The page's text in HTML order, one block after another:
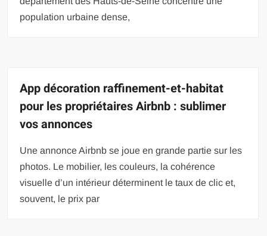
population urbaine dense,
App décoration raffinement-et-habitat
pour les propriétaires Airbnb : sublimer
vos annonces
Une annonce Airbnb se joue en grande partie sur les
photos. Le mobilier, les couleurs, la cohérence
visuelle d’un intérieur déterminent le taux de clic et,
souvent, le prix par